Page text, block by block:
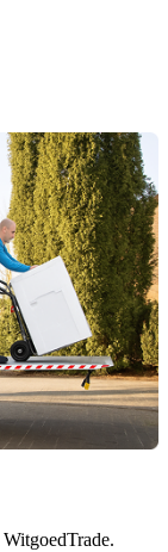
WitgoedTrade.